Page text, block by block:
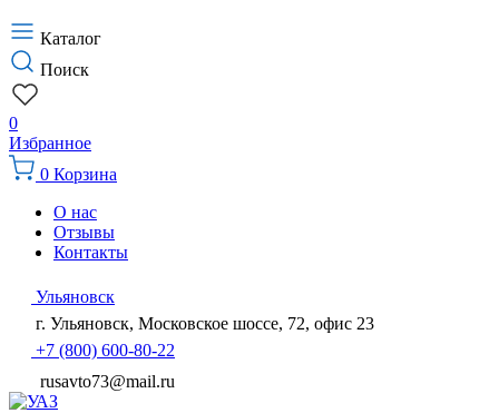
Каталог
Поиск
0
Избранное
0 Корзина
О нас
Отзывы
Контакты
Ульяновск
г. Ульяновск, Московское шоссе, 72, офис 23
+7 (800) 600-80-22
rusavto73@mail.ru